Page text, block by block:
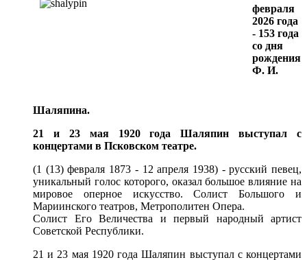
февраля
2026 года
- 153 года
со дня
рождения
Ф. И.
Шаляпина.
21 и 23 мая 1920 года Шаляпин выступал с
концертами в Псковском театре.
(1 (13) февраля 1873 - 12 апреля 1938) - русский певец,
уникальный голос которого, оказал большое влияние на
мировое оперное искусство. Солист Большого и
Мариинского театров, Метрополитен Опера.
Солист Его Величества и первый народный артист
Советской Республики.
21 и 23 мая 1920 года Шаляпин выступал с концертами